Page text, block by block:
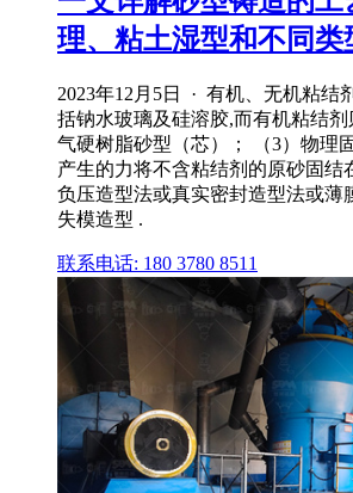
理、粘土湿型和不同类
2023年12月5日 · 有机、无机粘结
括钠水玻璃及硅溶胶,而有机粘结
气硬树脂砂型（芯）； （3）物理
产生的力将不含粘结剂的原砂固结
负压造型法或真实密封造型法或薄
失模造型 .
联系电话: 180 3780 8511